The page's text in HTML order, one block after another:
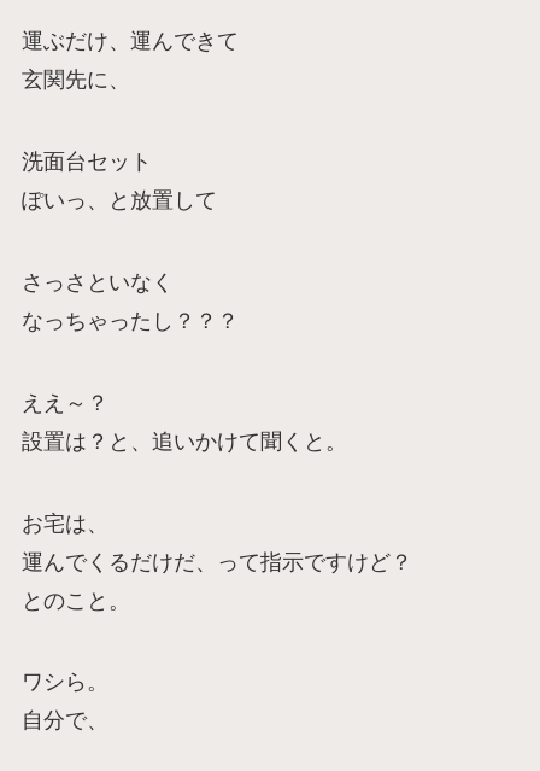
運ぶだけ、運んできて
玄関先に、
洗面台セット
ぽいっ、と放置して
さっさといなく
なっちゃったし？？？
ええ～？
設置は？と、追いかけて聞くと。
お宅は、
運んでくるだけだ、って指示ですけど？
とのこと。
ワシら。
自分で、